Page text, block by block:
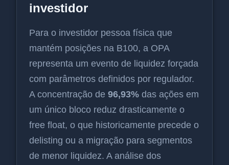
investidor
Para o investidor pessoa física que
mantém posições na B100, a OPA
representa um evento de liquidez forçada
com parâmetros definidos por regulador.
A concentração de 96,93% das ações em
um único bloco reduz drasticamente o
free float, o que historicamente precede o
delisting ou a migração para segmentos
de menor liquidez. A análise dos